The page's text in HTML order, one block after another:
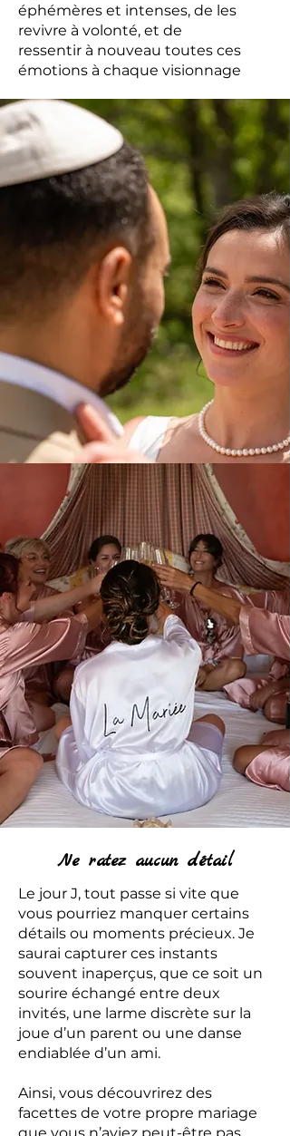
éphémères et intenses, de les
revivre à volonté, et de
ressentir à nouveau toutes ces
émotions à chaque visionnage
Ne ratez aucun détail
Le jour J, tout passe si vite que
vous pourriez manquer certains
détails ou moments précieux. Je
saurai capturer ces instants
souvent inaperçus, que ce soit un
sourire échangé entre deux
invités, une larme discrète sur la
joue d’un parent ou une danse
endiablée d’un ami.
Ainsi, vous découvrirez des
facettes de votre propre mariage